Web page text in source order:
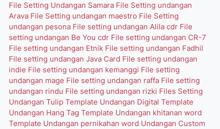
File Setting Undangan Samara File Setting undangan
Arava File Setting undangan maestro File Setting
undangan pesona File setting undangan Alila cdr File
setting undangan Be You cdr File setting undangan CR-7
File setting undangan Etnik File setting undangan Fadhil
File setting undangan Java Card File setting undangan
indie File setting undangan kemanggi File setting
undangan mage File setting undangan raffa File setting
undangan rindu File setting undangan rizki Files Setting
Undangan Tulip Template Undangan Digital Template
Undangan Hang Tag Template Undangan khitanan word
Template Undangan pernikahan word Undangan Custom